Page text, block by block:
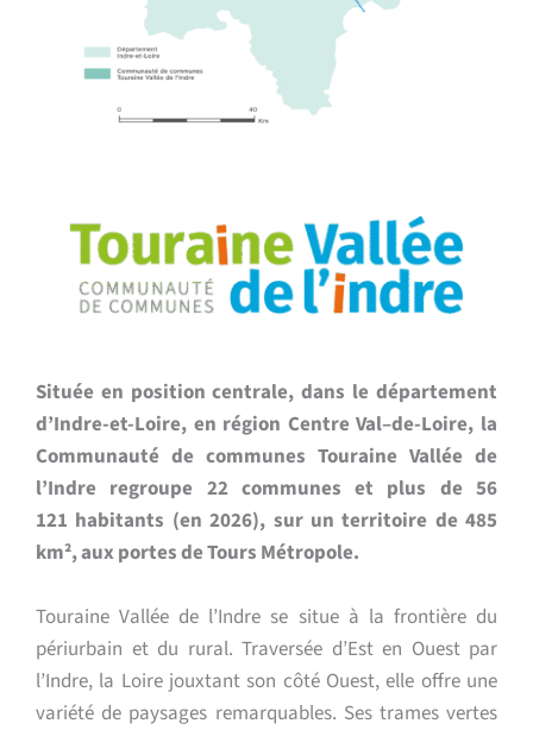
Située en position centrale, dans le département
d’Indre-et-Loire, en région Centre Val–de-Loire, la
Communauté de communes Touraine Vallée de
l’Indre regroupe 22 communes et plus de 56
121 habitants (en 2026), sur un territoire de 485
km², aux portes de Tours Métropole.
Touraine Vallée de l’Indre se situe à la frontière du
périurbain et du rural. Traversée d’Est en Ouest par
l’Indre, la Loire jouxtant son côté Ouest,elle offre une
variété de paysages remarquables. Ses trames vertes